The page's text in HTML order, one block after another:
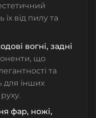
від пилу та
вогні, задні
що
та
для інших
фар, ножі,